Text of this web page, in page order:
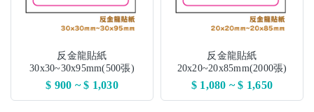
反金龍貼紙
30x30~30x95mm(500張)
$ 900 ~ $ 1,030
反金龍貼紙
20x20~20x85mm(2000張)
$ 1,080 ~ $ 1,650